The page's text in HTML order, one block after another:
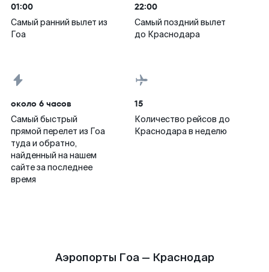
01:00
Самый ранний вылет из
Гоа
22:00
Самый поздний вылет
до Краснодара
около 6 часов
Самый быстрый
прямой перелет из Гоа
туда и обратно,
найденный на нашем
сайте за последнее
время
15
Количество рейсов до
Краснодара в неделю
Аэропорты Гоа — Краснодар